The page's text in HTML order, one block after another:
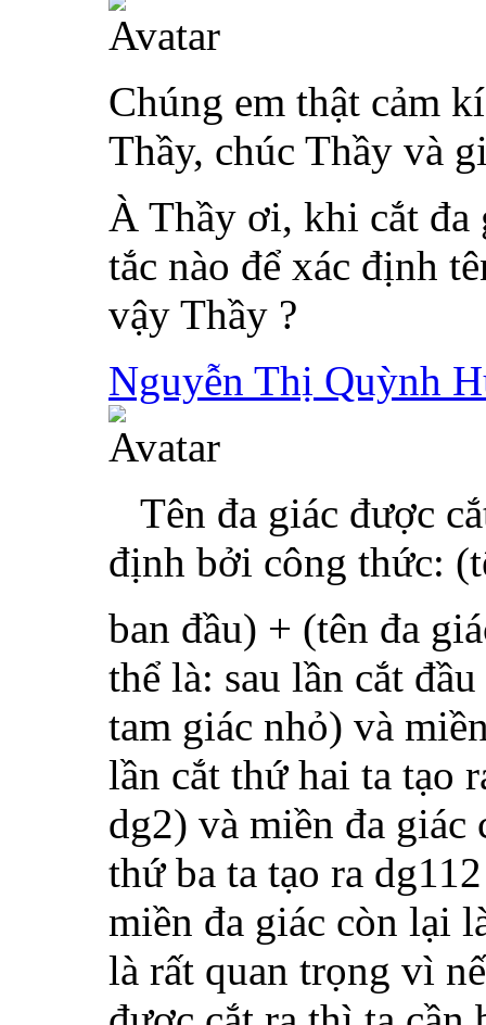
Chúng em thật cảm
Thầy, chúc Thầy và
À Thầy ơi, khi cắt đa
tắc nào để xác định
vậy Thầy ?
Nguyễn Thị Quỳnh
Tên đa giác được
định bởi công thức:
ban đầu) + (tên đa
thể là: sau lần cắt
tam giác nhỏ) và
lần cắt thứ hai ta tạo
dg2) và miền đa giác
thứ ba ta tạo ra
miền đa giác còn lại
là rất quan trọng vì